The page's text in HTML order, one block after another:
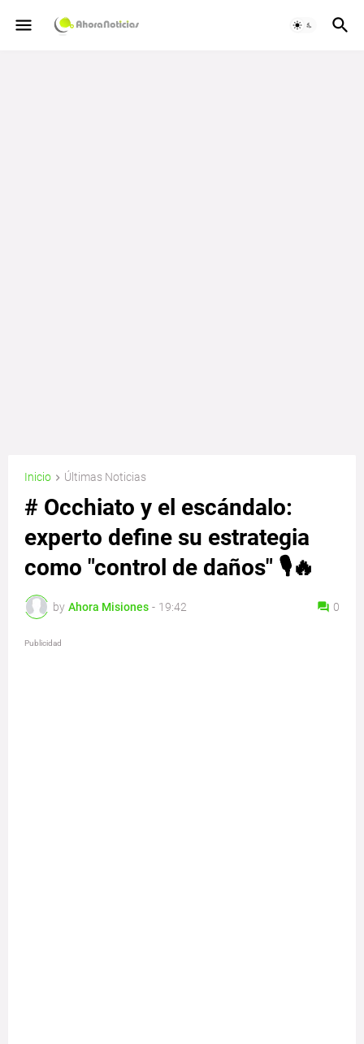
Inicio Últimas Noticias
# Occhiato y el escándalo:
experto define su estrategia
como "control de daños" 🎙️🔥
by Ahora Misiones - 19:42 0
Publicidad